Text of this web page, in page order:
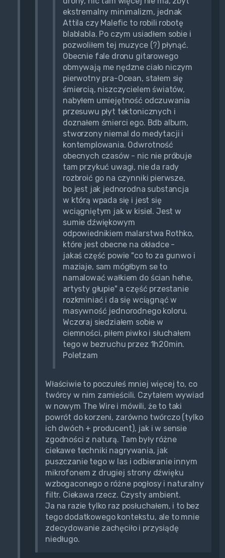
ekstremalny minimalizm, jednak
Attila czy Malefic to robili robotę
blablabla. Po czym usiadłem sobie i
pozwoliłem tej muzyce (?) płynąć.
Obecnie fale dronu gitarowego
obmywają me nędzne ciało niczym
pierwotny pra-Ocean, stałem się
śmiercią, niszczycielem światów,
nabyłem umiejętność odczuwania
przesuwu płyt tektonicznych i
doznałem śmierci ego. Bdb album,
stworzony niemal do medytacji i
kontemplowania. Odwrotność
obecnych czasów - nic nie próbuje
tam przykuć uwagi, nie da rady
rozbroić go na czynniki pierwsze,
bo jest jak jednorodna substancja
w którą wpada się i jest się
wciągniętym jak w kisiel. Jest w
sumie dźwiękowym
odpowiednikiem malarstwa Rothko,
które jest obecne na okładce -
jakaś część powie "co to za gunwo i
maziaje, sam mógłbym se to
namalować wałkiem do ścian hehe,
artysty głupie" a część przestanie
rozkminiać i da się wciągnąć w
masywność jednorodnego koloru.
Wczoraj siedziałem sobie w
ciemności, piłem piwko i słuchałem
tego w bezruchu przez 1h20min.
Poletzam
Właściwie to poczułeś mniej więcej to, co
twórcy w nim zamieścili. Czytałem wywiad
w nowym The Wire i mówili, że to taki
powrót do korzeni, zarówno twórczo (tylko
ich dwóch + producent), jak i w sensie
zgodności z naturą. Tam były różne
ciekawe techniki nagrywania, jak
puszczanie tego w las i odbieranie innym
mikrofonem z drugiej strony dźwięku
wzbogaconego o różne pogłosy i naturalny
filtr. Ciekawa rzecz. Czysty ambient.
Ja na razie tylko raz posłuchałem, i to bez
tego dodatkowego kontekstu, ale to mnie
zdecydowanie zachęciło i przysiądę
niedługo.